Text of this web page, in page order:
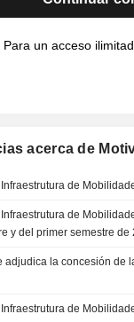
Para un acceso
acerca de
Infraestrutura de
Infraestrutura de
y del primer semestre de
adjudica la concesión de
Infraestrutura de